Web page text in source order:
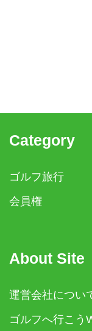
Category
ゴルフ旅行
会員権
About Site
運営会社につい
ゴルフへ行こう